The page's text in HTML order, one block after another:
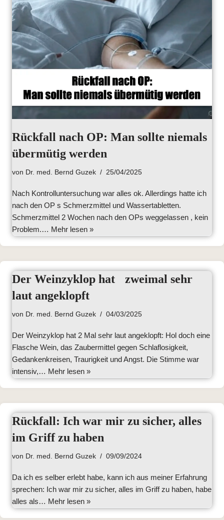
Rückfall nach OP: Man sollte niemals
übermütig werden
von Dr. med. Bernd Guzek 25/04/2025
Nach Kontrolluntersuchung war alles ok. Allerdings hatte ich
nach den OP s Schmerzmittel und Wassertabletten.
Schmerzmittel 2 Wochen nach den OPs weggelassen , kein
Problem.… Mehr lesen »
Der Weinzyklop hat zweimal sehr
laut angeklopft
von Dr. med. Bernd Guzek 04/03/2025
Der Weinzyklop hat 2 Mal sehr laut angeklopft: Hol doch eine
Flasche Wein, das Zaubermittel gegen Schlaflosigkeit,
Gedankenkreisen, Traurigkeit und Angst. Die Stimme war
intensiv,… Mehr lesen »
Rückfall: Ich war mir zu sicher, alles
im Griff zu haben
von Dr. med. Bernd Guzek 09/09/2024
Da ich es selber erlebt habe, kann ich aus meiner Erfahrung
sprechen: Ich war mir zu sicher, alles im Griff zu haben, habe
alles als… Mehr lesen »